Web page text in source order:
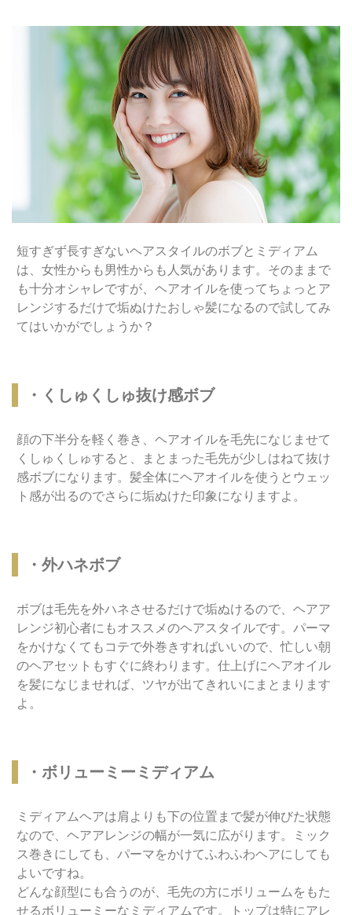
短すぎず長すぎないヘアスタイルのボブとミディアム
は、女性からも男性からも人気があります。そのままで
も十分オシャレですが、ヘアオイルを使ってちょっとア
レンジするだけで垢ぬけたおしゃ髪になるので試してみ
てはいかがでしょうか？
・くしゅくしゅ抜け感ボブ
顔の下半分を軽く巻き、ヘアオイルを毛先になじませて
くしゅくしゅすると、まとまった毛先が少しはねて抜け
感ボブになります。髪全体にヘアオイルを使うとウェッ
ト感が出るのでさらに垢ぬけた印象になりますよ。
・外ハネボブ
ボブは毛先を外ハネさせるだけで垢ぬけるので、ヘアア
レンジ初心者にもオススメのヘアスタイルです。パーマ
をかけなくてもコテで外巻きすればいいので、忙しい朝
のヘアセットもすぐに終わります。仕上げにヘアオイル
を髪になじませれば、ツヤが出てきれいにまとまります
よ。
・ボリューミーミディアム
ミディアムヘアは肩よりも下の位置まで髪が伸びた状態
なので、ヘアアレンジの幅が一気に広がります。ミック
ス巻きにしても、パーマをかけてふわふわヘアにしても
よいですね。
どんな顔型にも合うのが、毛先の方にボリュームをもた
せるボリューミーなミディアムです。トップは特にアレ